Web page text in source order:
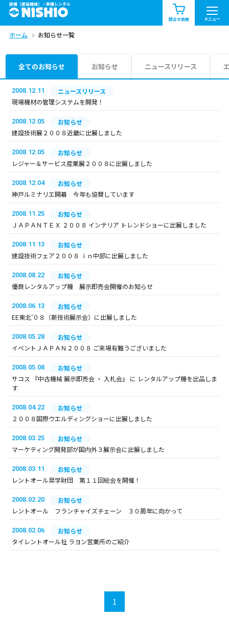
建機（建設機械）・重機レンタル
問合せ依頼 メニュー
商品一覧 お知らせ一覧
問合せ依頼リスト
エリア情報を見る
ホーム お知らせ一覧
全てのお知らせ お知らせ ニュースリリース
2008.12.11
ニュースリリース
現場機材の管理システムを開発！
2008.12.05
お知らせ
建設技術展２００８近畿に出展しました
2008.12.05
お知らせ
レジャー＆サービス産業展２００８に出展しました
2008.12.04
お知らせ
神戸ルミナリエ開幕 今年も協賛しています
2008.11.25
お知らせ
ＪＡＰＡＮＴＥＸ ２００８ インテリア トレンドショーに出展しました
2008.11.13
お知らせ
建設技術フェア２００８ ｉｎ中部に出展しました
2008.08.22
お知らせ
優良レンタルアップ機 展示即売会開催のお知らせ
2008.06.13
お知らせ
EE東北’０８（新技術展示会）に出展しました
2008.05.28
お知らせ
イベントＪＡＰＡＮ２００８ ご来場有難うございました
2008.05.08
お知らせ
サコス 『中古機械 展示即売会 ・ 入札会』 に レンタルアップ機を出品しま
す
2008.04.22
お知らせ
２００８国際ウエルディングショーに出展しました
2008.03.25
お知らせ
マーケティング開発部が国内外３展示会に出展しました
2008.03.11
お知らせ
レントオール奨学財団 第１１回総会を開催！
2008.02.20
お知らせ
レントオール フランチャイズチェーン ３０周年に向かって
2008.02.06
お知らせ
タイレントオール社 ラヨン営業所のご紹介
1